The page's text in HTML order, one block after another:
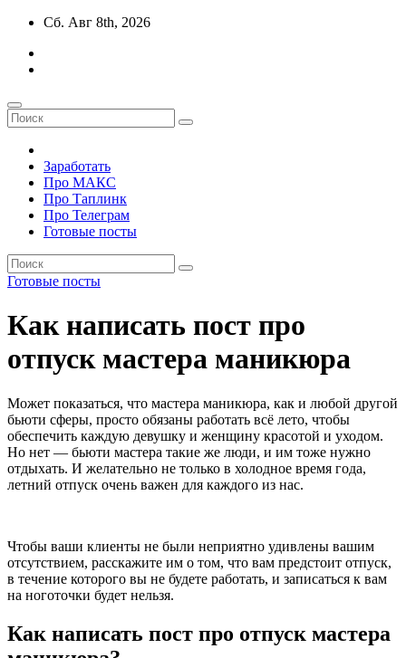
Перейти
содержимому
Сб. Авг 8th, 2026
Заработать
Про МАКС
Про Таплинк
Про Телеграм
Готовые посты
Готовые посты
Как написать пост про
отпуск мастера маникюра
Может показаться, что мастера маникюра, как и любой другой
бьюти сферы, просто обязаны работать всё лето, чтобы
обеспечить каждую девушку и женщину красотой и уходом.
Но нет — бьюти мастера такие же люди, и им тоже нужно
отдыхать. И желательно не только в холодное время года,
летний отпуск очень важен для каждого из нас.
Чтобы ваши клиенты не были неприятно удивлены вашим
отсутствием, расскажите им о том, что вам предстоит отпуск,
в течение которого вы не будете работать, и записаться к вам
на ноготочки будет нельзя.
Как написать пост про отпуск мастера